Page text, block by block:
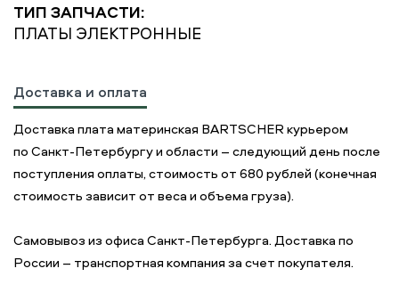
ТИП ЗАПЧАСТИ:
ПЛАТЫ ЭЛЕКТРОННЫЕ
Доставка и оплата
Доставка плата материнская BARTSCHER курьером
по Санкт-Петербургу и области – следующий день после
поступления оплаты, стоимость от 680 рублей (конечная
стоимость зависит от веса и объема груза).
Самовывоз из офиса Санкт-Петербурга. Доставка по
России – транспортная компания за счет покупателя.